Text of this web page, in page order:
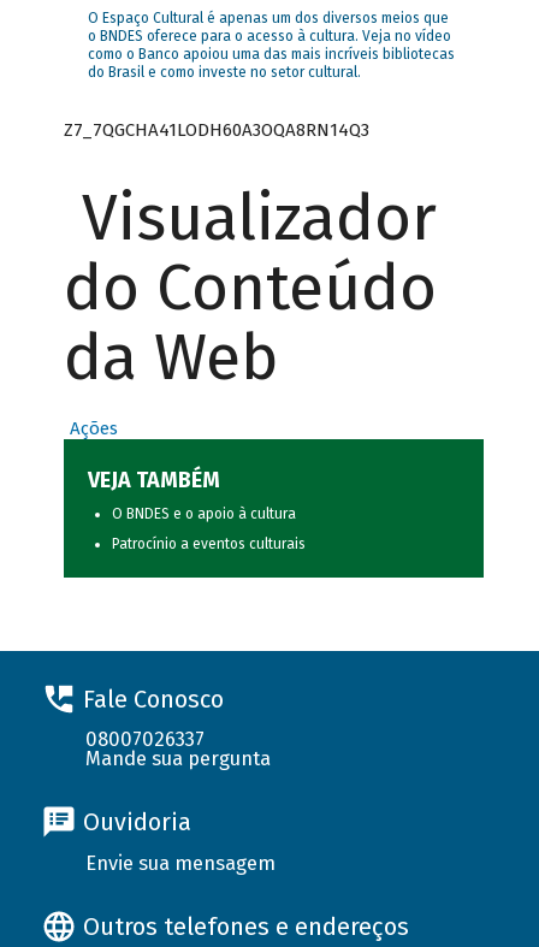
O Espaço Cultural é apenas um dos diversos meios que
o BNDES oferece para o acesso à cultura. Veja no vídeo
como o Banco apoiou uma das mais incríveis bibliotecas
do Brasil e como investe no setor cultural.
Z7_7QGCHA41LODH60A3OQA8RN14Q3
Visualizador
do Conteúdo
da Web
Ações
VEJA TAMBÉM
O BNDES e o apoio à cultura
Patrocínio a eventos culturais
Fale Conosco
08007026337
Mande sua pergunta
Ouvidoria
Envie sua mensagem
Outros telefones e endereços